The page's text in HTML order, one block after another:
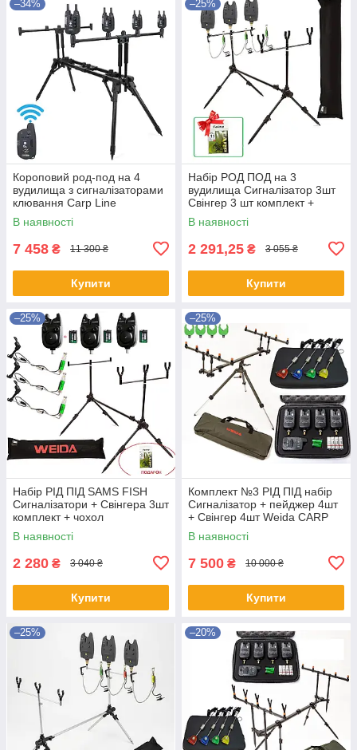
–34%
Короповий род-под на 4
вудилища з сигналізаторами
клювання Carp Line
В наявності
7 458 ₴ 11 300 ₴
Купити
–25%
Набір РОД ПОД на 3
вудилища Сигналізатор 3шт
Свінгер 3 шт комплект +
чохол
В наявності
2 291,25 ₴ 3 055 ₴
Купити
–25%
Набір РІД ПІД SAMS FISH
Сигналізатори + Свінгера 3шт
комплект + чохол
В наявності
2 280 ₴ 3 040 ₴
Купити
–25%
Комплект №3 РІД ПІД набір
Сигналізатор + пейджер 4шт
+ Свінгер 4шт Weida CARP
FOX + чохол
В наявності
7 500 ₴ 10 000 ₴
Купити
–25% –20%